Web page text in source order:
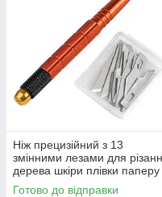
Ніж прецизійний з 13
змінними лезами для
дерева шкіри плівки паперу
Готово до відправки